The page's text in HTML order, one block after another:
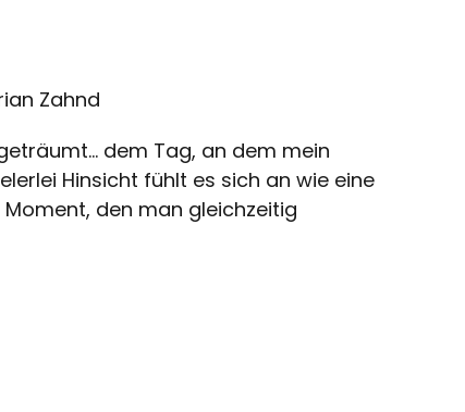
Zahnd
dem Tag, an dem mein
Hinsicht fühlt es sich an wie eine
den man gleichzeitig